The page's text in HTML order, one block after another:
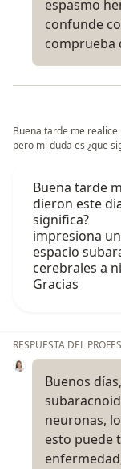
espasmo
confunde
comprueba
Buena tarde me
pero mi duda es ¿que
Buena tarde
dieron este
significa?
impresiona
espacio
cerebrales a
Gracias
RESPUESTA DEL
Buenos
neuronas,
esto puede